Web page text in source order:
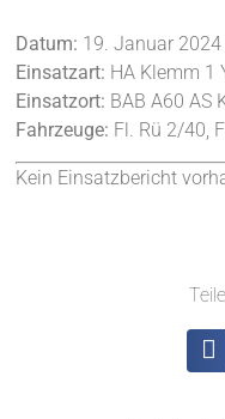
Datum: 19. Januar
Einsatzart: HA Klemm 1
Einsatzort: BAB A60 AS
Fahrzeuge: Fl. Rü 2/40,
Kein Einsatzbericht